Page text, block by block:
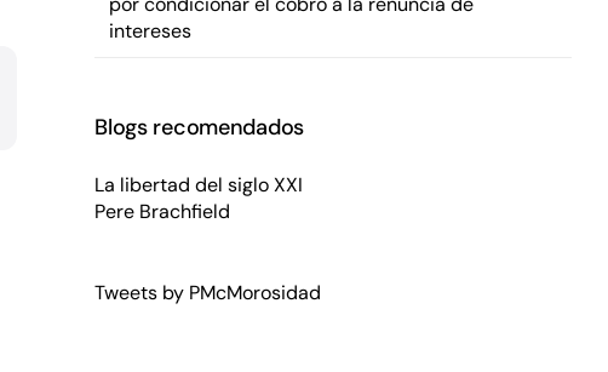
intereses
Blogs recomendados
La libertad del siglo XXI
Pere Brachfield
Tweets by PMcMorosidad